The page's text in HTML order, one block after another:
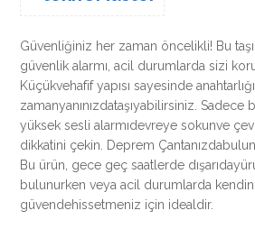
Güvenliğiniz her zaman öncelikli! Bu
güvenlik alarmı, acil durumlarda sizi
Küçükvehafif yapısı sayesinde
zamanyanınızdataşıyabilirsiniz.
yüksek sesli alarmıdevreye sokunve
dikkatini çekin. Deprem
Bu ürün, gece geç saatlerde
bulunurken veya acil durumlarda
güvendehissetmeniz için idealdir.